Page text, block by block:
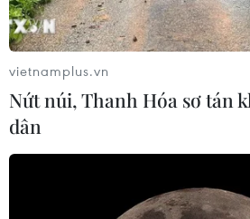
vietnamplus.vn
Nứt núi, Thanh Hóa sơ tán
dân